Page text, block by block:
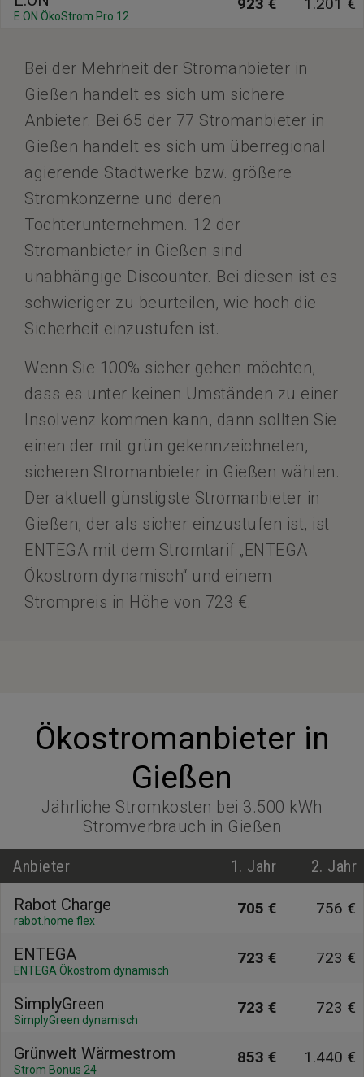
E.ON ÖkoStrom Pro 12
923 € 1.201 €
Bei der Mehrheit der Stromanbieter in
Gießen handelt es sich um sichere
Anbieter. Bei 65 der 77 Stromanbieter in
Gießen handelt es sich um überregional
agierende Stadtwerke bzw. größere
Stromkonzerne und deren
Tochterunternehmen. 12 der
Stromanbieter in Gießen sind
unabhängige Discounter. Bei diesen ist es
schwieriger zu beurteilen, wie hoch die
Sicherheit einzustufen ist.
Wenn Sie 100% sicher gehen möchten,
dass es unter keinen Umständen zu einer
Insolvenz kommen kann, dann sollten Sie
einen der mit grün gekennzeichneten,
sicheren Stromanbieter in Gießen wählen.
Der aktuell günstigste Stromanbieter in
Gießen, der als sicher einzustufen ist, ist
ENTEGA mit dem Stromtarif „ENTEGA
Ökostrom dynamisch“ und einem
Strompreis in Höhe von 723 €.
Ökostromanbieter in
Gießen
Jährliche Stromkosten bei 3.500 kWh
Stromverbrauch in Gießen
Anbieter 1. Jahr
2. Jahr
Rabot Charge
rabot.home flex
705 € 756 €
ENTEGA
ENTEGA Ökostrom dynamisch
723 € 723 €
SimplyGreen
SimplyGreen dynamisch
723 € 723 €
Grünwelt Wärmestrom
Strom Bonus 24
853 € 1.440 €